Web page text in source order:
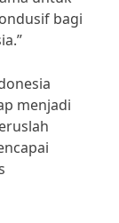
bagi
menjadi